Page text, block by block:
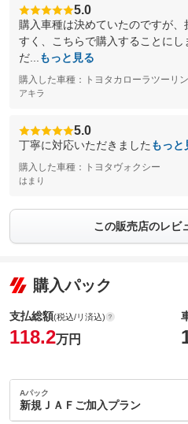
5.0
購入車種は決めていたのですが
すく、こちらで購入することに
だ...
もっと見る
購入した車種：トヨタカローラツーリ
アキラ
5.0
丁寧に対応いただきました もっと
購入した車種：トヨタヴォクシー
はまり
この販売店のレビ
購入パック
支払総額(税込/リ済込)
118.2万円
Aパック
新規ＪＡＦご加入プラン